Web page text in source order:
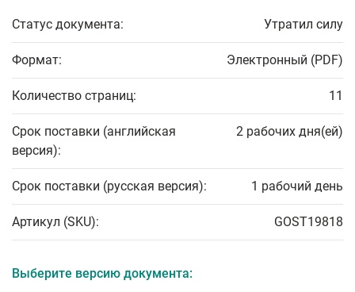
Статус документа: Утратил силу
Формат: Электронный (PDF)
Количество страниц: 11
Срок поставки (английская
версия):
2 рабочих дня(ей)
Срок поставки (русская версия): 1 рабочий день
Артикул (SKU): GOST19818
Выберите версию документа: